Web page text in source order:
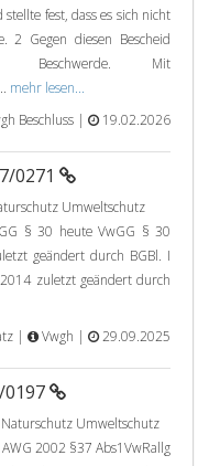
fest, dass es sich nicht
2 Gegen diesen Bescheid
Beschwerde. Mit
mehr lesen...
Beschluss | 19.02.2026
0271
Umweltschutz
§ 30 heute VwGG § 30
geändert durch BGBl. I
zuletzt geändert durch
|
Vwgh | 29.09.2025
0197
Umweltschutz
2002 §37 Abs1VwRallg